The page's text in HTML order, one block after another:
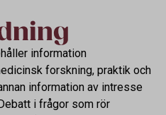
information
forskning, praktik och
information av intresse
i frågor som rör